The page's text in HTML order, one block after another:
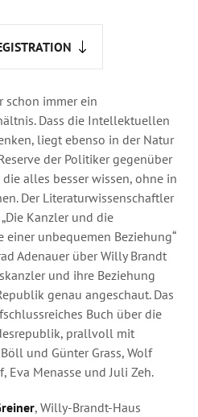
schon immer ein
Dass die Intellektuellen
liegt ebenso in der Natur
der Politiker gegenüber
alles besser wissen, ohne in
Der Literaturwissenschaftler
Kanzler und die
unbequemen Beziehung“
Adenauer über Willy Brandt
und ihre Beziehung
genau angeschaut. Das
Buch über die
prallvoll mit
und Günter Grass, Wolf
Eva Menasse und Juli Zeh.
, Willy-Brandt-Haus